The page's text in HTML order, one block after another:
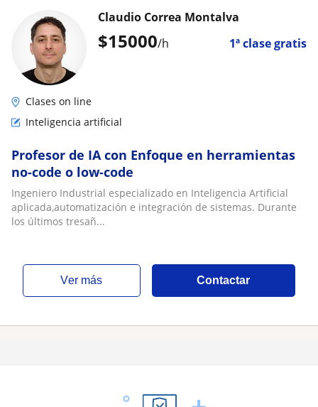
$15000/h 1ª clase gratis
Claudio Correa Montalva
Clases on line
Inteligencia artificial
Profesor de IA con Enfoque en herramientas
no-code o low-code
Ingeniero Industrial especializado en Inteligencia Artificial
aplicada,automatización e integración de sistemas. Durante
los últimos tresañ...
ver más Contactar